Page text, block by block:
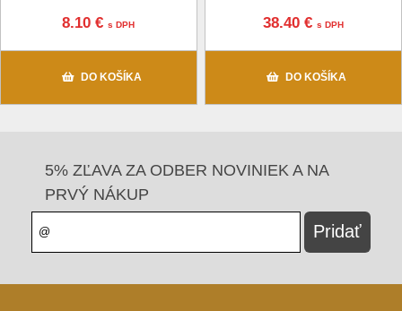
8.10 €s DPH
DO KOŠÍKA
38.40 €s DPH
DO KOŠÍKA
5% ZĽAVA ZA ODBER NOVINIEK A NA
PRVÝ NÁKUP